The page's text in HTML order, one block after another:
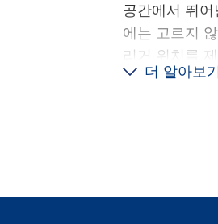
공간에서 뛰
에는 고르지
리거 위치를
되어 있어 최
더 알아보